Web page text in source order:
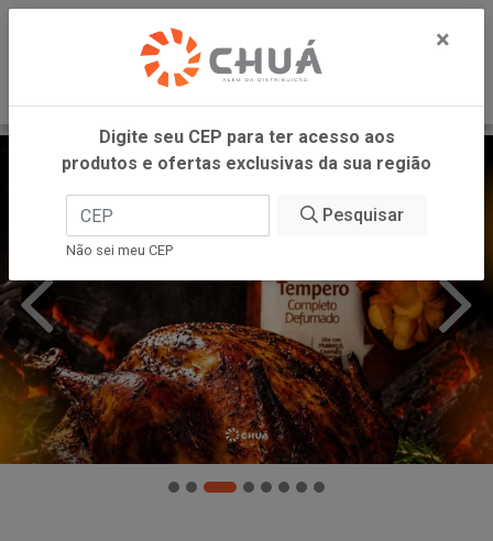
×
Digite seu CEP para ter acesso aos
produtos e ofertas exclusivas da sua região
Pesquisar
Não sei meu CEP